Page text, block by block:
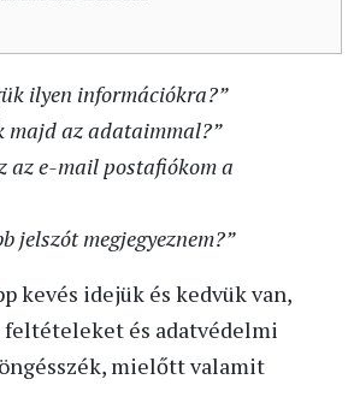
ilyen információkra?”
majd az adataimmal?”
az e-mail postafiókom a
jelszót megjegyeznem?”
kevés idejük és kedvük van,
feltételeket és adatvédelmi
mielőtt valamit